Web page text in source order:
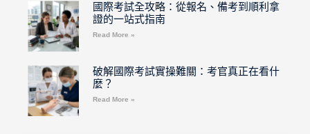
國際考試全攻略：從報名、備考到順利拿
證的一站式指南
Read More »
破解國際考試實操難關：考官真正在看什
麼？
Read More »